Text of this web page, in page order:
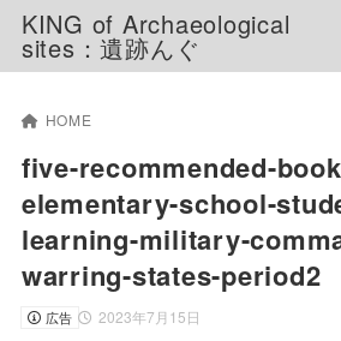
KING of Archaeological
sites：遺跡んぐ
HOME
five-recommended-
elementary-school-
learning-military-
warring-states-period2
広告 2023年7月15日